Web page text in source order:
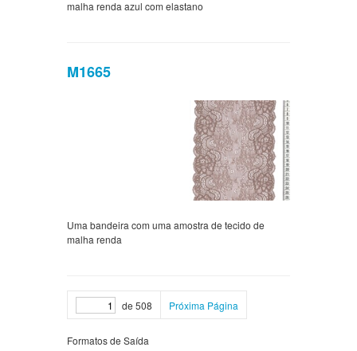
malha renda azul com elastano
M1665
Uma bandeira com uma amostra de tecido de
malha renda
de 508 Próxima Página
Formatos de Saída